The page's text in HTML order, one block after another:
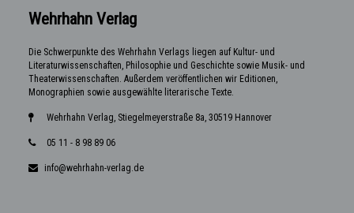
Wehrhahn Verlag
Die Schwerpunkte des Wehrhahn Verlags liegen auf Kultur- und
Literaturwissenschaften, Philosophie und Geschichte sowie Musik- und
Theaterwissenschaften. Außerdem veröffentlichen wir Editionen,
Monographien sowie ausgewählte literarische Texte.
Wehrhahn Verlag, Stiegelmeyerstraße 8a, 30519 Hannover
05 11 - 8 98 89 06
info@wehrhahn-verlag.de